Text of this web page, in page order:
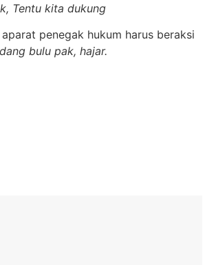
Tentu kita dukung
penegak hukum harus beraksi
bulu pak, hajar.